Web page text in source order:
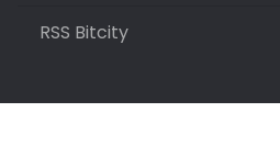
RSS Bitcity